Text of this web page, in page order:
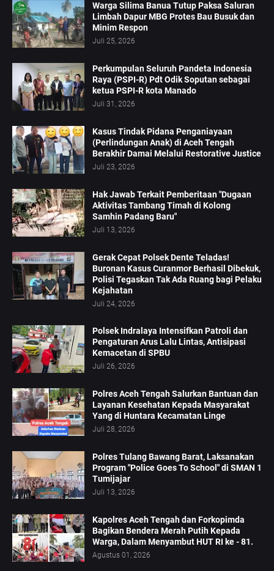
Warga Silima Banua Tutup Paksa Saluran
Limbah Dapur MBG Protes Bau Busuk dan
Minim Respon
Juli 25, 2026
Perkumpulan Seluruh Pandeta Indonesia
Raya (PSPI-R) Pdt Odik Soputan sebagai
ketua PSPI-R kota Manado
Juli 31, 2026
Kasus Tindak Pidana Penganiayaan
(Perlindungan Anak) di Aceh Tengah
Berakhir Damai Melalui Restorative Justice
Juli 23, 2026
Hak Jawab Terkait Pemberitaan "Dugaan
Aktivitas Tambang Timah di Kolong
Samhin Padang Baru"
Juli 13, 2026
Gerak Cepat Polsek Dente Teladas!
Buronan Kasus Curanmor Berhasil Dibekuk,
Polisi Tegaskan Tak Ada Ruang bagi Pelaku
Kejahatan
Juli 24, 2026
Polsek Indralaya Intensifkan Patroli dan
Pengaturan Arus Lalu Lintas, Antisipasi
Kemacetan di SPBU
Juli 26, 2026
Polres Aceh Tengah Salurkan Bantuan dan
Layanan Kesehatan Kepada Masyarakat
Yang di Huntara Kecamatan Linge
Juli 28, 2026
Polres Tulang Bawang Barat, Laksanakan
Program "Police Goes To School" di SMAN 1
Tumijajar
Juli 13, 2026
Kapolres Aceh Tengah dan Forkopimda
Bagikan Bendera Merah Putih Kepada
Warga, Dalam Menyambut HUT RI ke - 81.
Agustus 01, 2026